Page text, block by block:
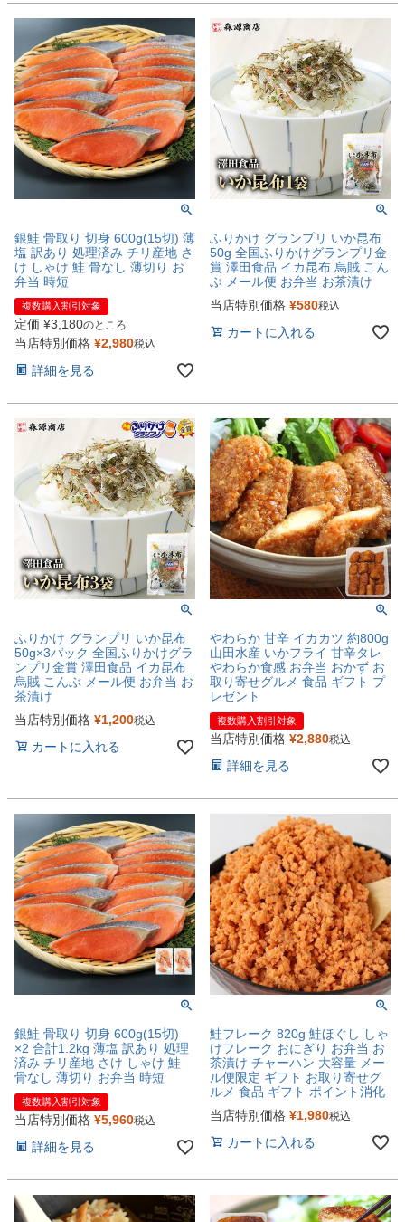
銀鮭 骨取り 切身 600g(15切) 薄
塩 訳あり 処理済み チリ産地 さ
け しゃけ 鮭 骨なし 薄切り お
弁当 時短
複数購入割引対象
定価 ¥3,180のところ
当店特別価格 ¥2,980税込
詳細を見る
ふりかけ グランプリ いか昆布
50g 全国ふりかけグランプリ金
賞 澤田食品 イカ昆布 烏賊 こん
ぶ メール便 お弁当 お茶漬け
当店特別価格 ¥580税込
カートに入れる
ふりかけ グランプリ いか昆布
50g×3パック 全国ふりかけグラ
ンプリ金賞 澤田食品 イカ昆布
烏賊 こんぶ メール便 お弁当 お
茶漬け
当店特別価格 ¥1,200税込
カートに入れる
やわらか 甘辛 イカカツ 約800g
山田水産 いかフライ 甘辛タレ
やわらか食感 お弁当 おかず お
取り寄せグルメ 食品 ギフト プ
レゼント
複数購入割引対象
当店特別価格 ¥2,880税込
詳細を見る
銀鮭 骨取り 切身 600g(15切)
×2 合計1.2kg 薄塩 訳あり 処理
済み チリ産地 さけ しゃけ 鮭
骨なし 薄切り お弁当 時短
複数購入割引対象
当店特別価格 ¥5,960税込
詳細を見る
鮭フレーク 820g 鮭ほぐし しゃ
けフレーク おにぎり お弁当 お
茶漬け チャーハン 大容量 メー
ル便限定 ギフト お取り寄せグ
ルメ 食品 ギフト ポイント消化
当店特別価格 ¥1,980税込
カートに入れる